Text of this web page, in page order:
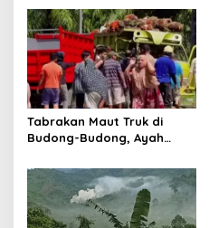
n
Atlet Berprestasi Sulbar
Tabrakan Maut Truk di
Budong-Budong, Ayah
Berjuang Lewati Masa Kritis